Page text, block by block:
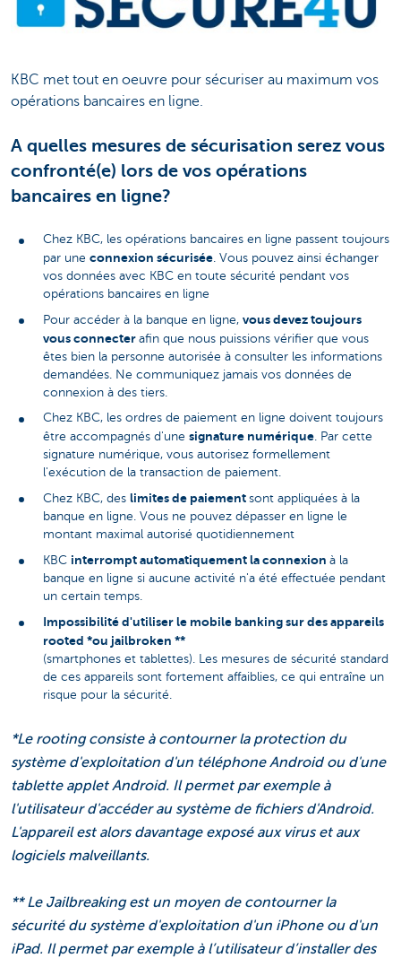
KBC met tout en oeuvre pour sécuriser au maximum vos
opérations bancaires en ligne.
A quelles mesures de sécurisation serez vous
confronté(e) lors de vos opérations
bancaires en ligne?
Chez KBC, les opérations bancaires en ligne passent toujours
par une connexion sécurisée . Vous pouvez ainsi échanger
vos données avec KBC en toute sécurité pendant vos
opérations bancaires en ligne
Pour accéder à la banque en ligne, vous devez toujours
vous connecter afin que nous puissions vérifier que vous
êtes bien la personne autorisée à consulter les informations
demandées. Ne communiquez jamais vos données de
connexion à des tiers.
Chez KBC, les ordres de paiement en ligne doivent toujours
être accompagnés d'une signature numérique . Par cette
signature numérique, vous autorisez formellement
l'exécution de la transaction de paiement.
Chez KBC, des limites de paiement sont appliquées à la
banque en ligne. Vous ne pouvez dépasser en ligne le
montant maximal autorisé quotidiennement
KBC interrompt automatiquement la connexion à la
banque en ligne si aucune activité n'a été effectuée pendant
un certain temps.
Impossibilité d'utiliser le mobile banking sur des appareils
rooted *ou jailbroken **
(smartphones et tablettes). Les mesures de sécurité standard
de ces appareils sont fortement affaiblies, ce qui entraîne un
risque pour la sécurité.
*Le rooting consiste à contourner la protection du
système d'exploitation d'un téléphone Android ou d'une
tablette applet Android. Il permet par exemple à
l'utilisateur d'accéder au système de fichiers d'Android.
L'appareil est alors davantage exposé aux virus et aux
logiciels malveillants.
** Le Jailbreaking est un moyen de contourner la
sécurité du système d'exploitation d'un iPhone ou d'un
iPad. Il permet par exemple à l’utilisateur d’installer des